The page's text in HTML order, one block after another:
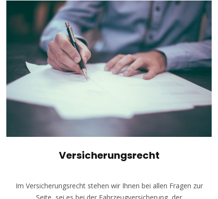
Versicherungsrecht
Im Versicherungsrecht stehen wir Ihnen bei allen Fragen zur